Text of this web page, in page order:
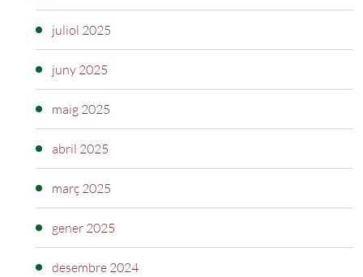
juliol 2025
juny 2025
maig 2025
abril 2025
març 2025
gener 2025
desembre 2024